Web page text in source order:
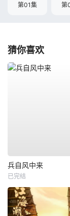
第01集 第
猜你喜欢
兵自风中来
已完结